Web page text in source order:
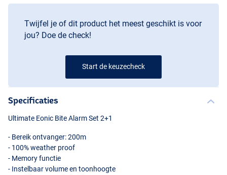
Twijfel je of dit product het meest geschikt is voor
jou? Doe de check!
Start de keuzecheck
Specificaties
Ultimate Eonic Bite Alarm Set 2+1
- Bereik ontvanger: 200m
- 100% weather proof
- Memory functie
- Instelbaar volume en toonhoogte